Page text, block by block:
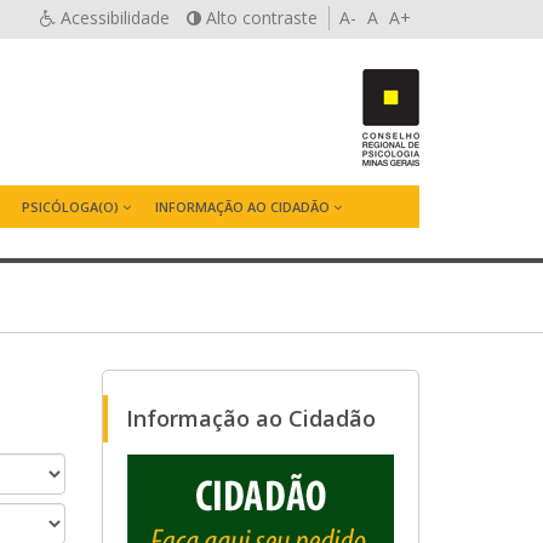
Acessibilidade Alto contraste A- A A+
PSICÓLOGA(O) INFORMAÇÃO AO CIDADÃO
Informação ao Cidadão